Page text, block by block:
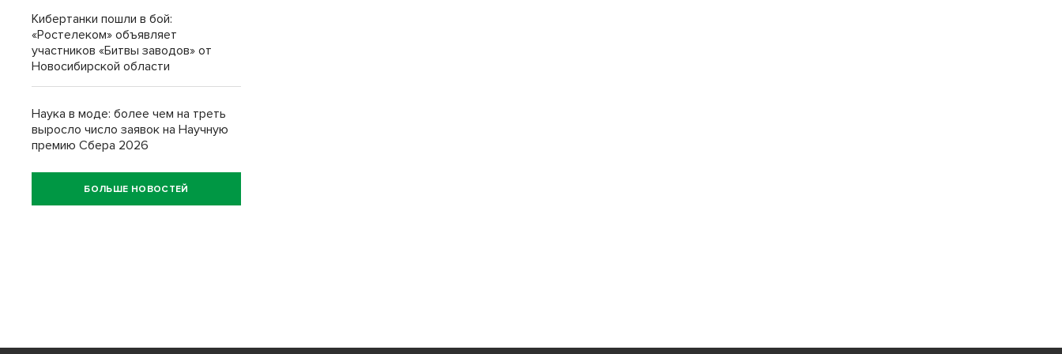
Кибертанки пошли в бой:
«Ростелеком» объявляет
участников «Битвы заводов» от
Новосибирской области
Наука в моде: более чем на треть
выросло число заявок на Научную
премию Сбера 2026
БОЛЬШЕ НОВОСТЕЙ